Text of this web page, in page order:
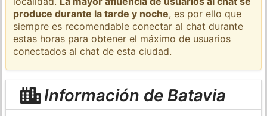
produce durante la tarde y noche, es por ello que
siempre es recomendable conectar al chat durante
estas horas para obtener el máximo de usuarios
conectados al chat de esta ciudad.
Información de Batavia